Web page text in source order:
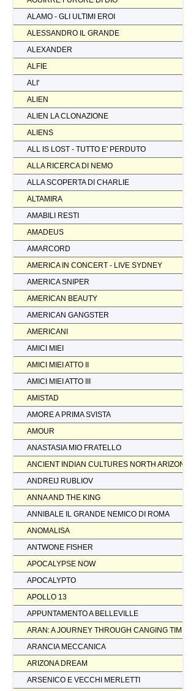
ALAMO - GLI ULTIMI EROI
ALESSANDRO IL GRANDE
ALEXANDER
ALFIE
ALI'
ALIEN
ALIEN LA CLONAZIONE
ALIENS
ALL IS LOST - TUTTO E' PERDUTO
ALLA RICERCA DI NEMO
ALLA SCOPERTA DI CHARLIE
ALTAMIRA
AMABILI RESTI
AMADEUS
AMARCORD
AMERICA IN CONCERT - LIVE SYDNEY
AMERICA SNIPER
AMERICAN BEAUTY
AMERICAN GANGSTER
AMERICANI
AMICI MIEI
AMICI MIEI ATTO II
AMICI MIEI ATTO III
AMISTAD
AMORE A PRIMA SVISTA
AMOUR
ANASTASIA MIO FRATELLO
ANCIENT INDIAN CULTURES NORTH ARIZONA
ANDREIJ RUBLIOV
ANNA AND THE KING
ANNIBALE IL GRANDE NEMICO DI ROMA
ANOMALISA
ANTWONE FISHER
APOCALYPSE NOW
APOCALYPTO
APOLLO 13
APPUNTAMENTO A BELLEVILLE
ARAN: A JOURNEY THROUGH CANGING TIMES
ARANCIA MECCANICA
ARIZONA DREAM
ARSENICO E VECCHI MERLETTI